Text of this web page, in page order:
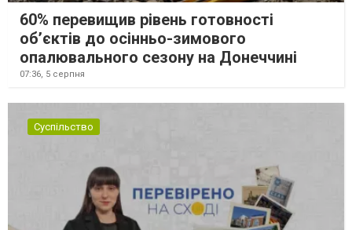
60% перевищив рівень готовності
об’єктів до осінньо-зимового
опалювального сезону на Донеччині
07:36, 5 серпня
Суспільство